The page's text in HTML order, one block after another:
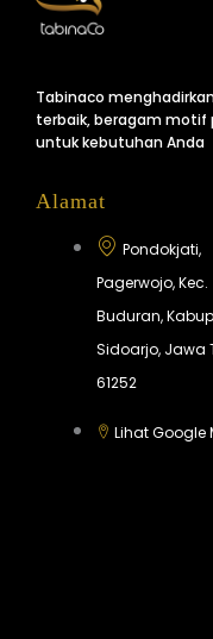
Tabinaco
terbaik, beragam motif
untuk kebutuhan Anda
Alamat
Pondokjati,
Pagerwojo, Kec.
Buduran,
Sidoarjo, Jawa
61252
Lihat Google